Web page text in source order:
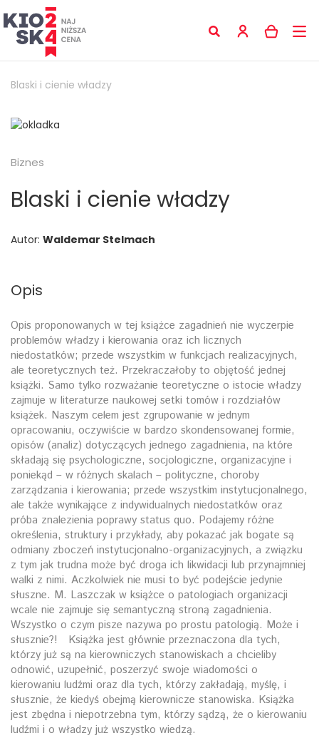
Blaski i cienie władzy
Biznes
Blaski i cienie władzy
Autor: Waldemar Stelmach
Opis
Opis proponowanych w tej książce zagadnień nie wyczerpie
problemów władzy i kierowania oraz ich licznych
niedostatków; przede wszystkim w funkcjach realizacyjnych,
ale teoretycznych też. Przekraczałoby to objętość jednej
książki. Samo tylko rozważanie teoretyczne o istocie władzy
zajmuje w literaturze naukowej setki tomów i rozdziałów
książek. Naszym celem jest zgrupowanie w jednym
opracowaniu, oczywiście w bardzo skondensowanej formie,
opisów (analiz) dotyczących jednego zagadnienia, na które
składają się psychologiczne, socjologiczne, organizacyjne i
poniekąd – w różnych skalach – polityczne, choroby
zarządzania i kierowania; przede wszystkim instytucjonalnego,
ale także wynikające z indywidualnych niedostatków oraz
próba znalezienia poprawy status quo. Podajemy różne
określenia, struktury i przykłady, aby pokazać jak bogate są
odmiany zboczeń instytucjonalno-organizacyjnych, a związku
z tym jak trudna może być droga ich likwidacji lub przynajmniej
walki z nimi. Aczkolwiek nie musi to być podejście jedynie
słuszne. M. Laszczak w książce o patologiach organizacji
wcale nie zajmuje się semantyczną stroną zagadnienia.
Wszystko o czym pisze nazywa po prostu patologią. Może i
słusznie?! Książka jest głównie przeznaczona dla tych,
którzy już są na kierowniczych stanowiskach a chcieliby
odnowić, uzupełnić, poszerzyć swoje wiadomości o
kierowaniu ludźmi oraz dla tych, którzy zakładają, myślę, i
słusznie, że kiedyś obejmą kierownicze stanowiska. Książka
jest zbędna i niepotrzebna tym, którzy sądzą, że o kierowaniu
ludźmi i o władzy już wszystko wiedzą.